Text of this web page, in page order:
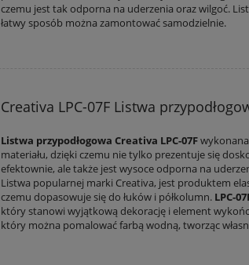
czemu jest tak odporna na uderzenia oraz wilgoć.
łatwy sposób można zamontować samodzielnie.
Creativa LPC-07F Listwa
Listwa przypodłogowa Creativa LPC-07F
materiału, dzięki czemu nie tylko prezentuje się
efektownie, ale także jest wysoce odporna na
Listwa popularnej marki Creativa, jest produktem
czemu dopasowuje się do łuków i półkolumn. LPC-
który stanowi wyjątkową dekorację i element
który można pomalować farbą wodną, tworząc